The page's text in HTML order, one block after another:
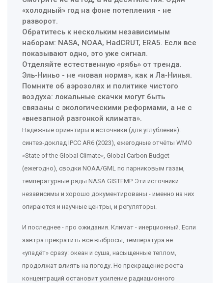
«холодный» год на фоне потепления - не
разворот.
Обратитесь к нескольким независимым
наборам: NASA, NOAA, HadCRUT, ERA5. Если все
показывают одно, это уже сигнал.
Отделяйте естественную «рябь» от тренда.
Эль‑Ниньо - не «новая норма», как и Ла‑Нинья.
Помните об аэрозолях и политике чистого
воздуха: локальные скачки могут быть
связаны с экологическими реформами, а не с
«внезапной разгонкой климата».
Надёжные ориентиры и источники (для углубления):
синтез‑доклад IPCC AR6 (2023), ежегодные отчёты WMO
«State of the Global Climate», Global Carbon Budget
(ежегодно), сводки NOAA/GML по парниковым газам,
температурные ряды NASA GISTEMP. Эти источники
независимы и хорошо документированы - именно на них
опираются и научные центры, и регуляторы.
И последнее - про ожидания. Климат - инерционный. Если
завтра прекратить все выбросы, температура не
«упадёт» сразу: океан и суша, насыщенные теплом,
продолжат влиять на погоду. Но прекращение роста
концентраций остановит усиление радиационного